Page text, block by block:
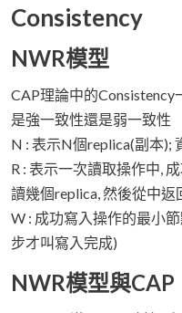
Consistency
NWR模型
CAP理論中的
是強一致性還是弱一致性
N : 表示N個replica(副本);
R : 表示一次讀取操作中,
讀幾個replica, 然後從中返
W : 成功寫入操作的最小
步才叫寫入完成)
NWR模型與CAP